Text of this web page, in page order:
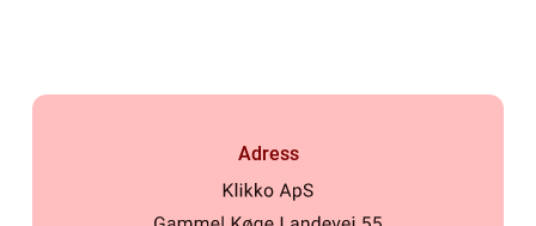
Adress